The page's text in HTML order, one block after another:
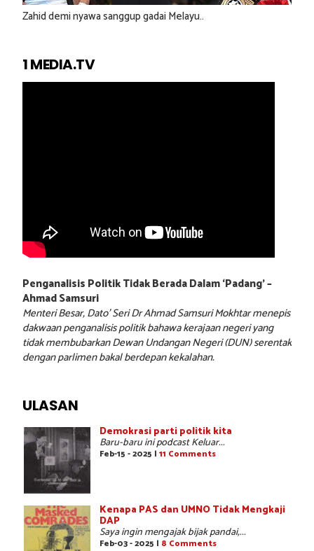
Zahid demi nyawa sanggup gadai Melayu..
1 MEDIA.TV
Penganalisis Politik Tidak Berada Dalam ‘Padang’ –
Ahmad Samsuri
Menteri Besar, Dato’ Seri Dr Ahmad Samsuri Mokhtar menepis
dakwaan penganalisis politik bahawa kerajaan negeri yang
tidak membubarkan Dewan Undangan Negeri (DUN) serentak
dengan parlimen bakal berdepan kekalahan.
ULASAN
Demokrasi parti politik kita
Baru-baru ini podcast Keluar...
Feb-15 - 2025 | 11 Comments
Kenapa PAS dan UMNO Tidak Mengkaji
DAP
Saya ingin mengajak bijak pandai,...
Feb-03 - 2025 | 8 Comments